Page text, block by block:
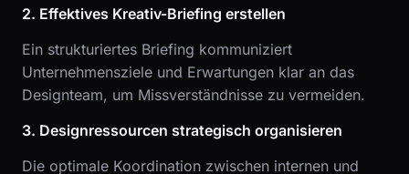
2. Effektives Kreativ-Briefing erstellen
Ein strukturiertes Briefing kommuniziert
Unternehmensziele und Erwartungen klar an das
Designteam, um Missverständnisse zu vermeiden.
3. Designressourcen strategisch organisieren
Die optimale Koordination zwischen internen und